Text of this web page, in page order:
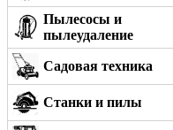
Пылесосы и
пылеудаление
Садовая техника
Станки и пилы